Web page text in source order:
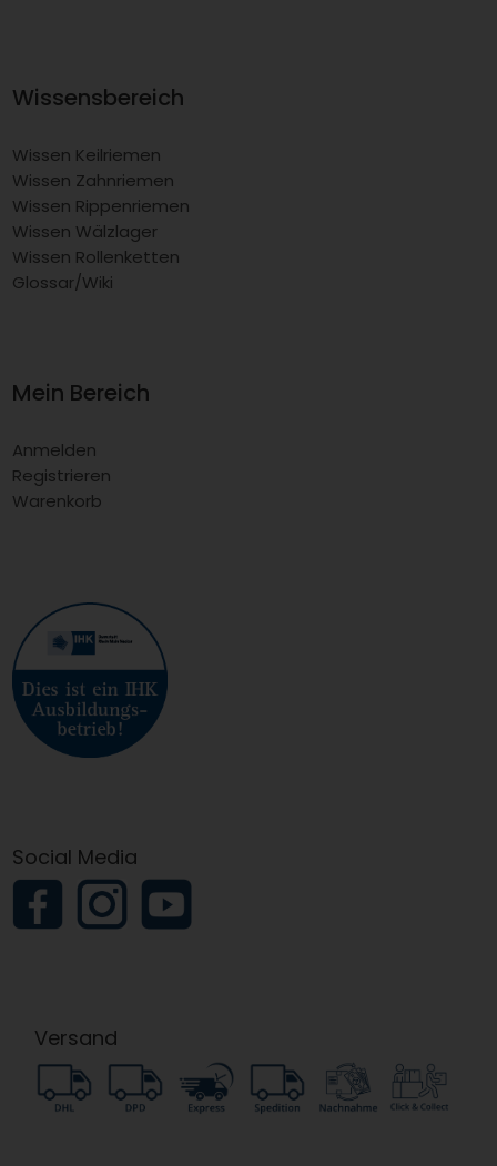
Wissensbereich
Wissen Keilriemen
Wissen Zahnriemen
Wissen Rippenriemen
Wissen Wälzlager
Wissen Rollenketten
Glossar/Wiki
Mein Bereich
Anmelden
Registrieren
Warenkorb
Social Media
Versand